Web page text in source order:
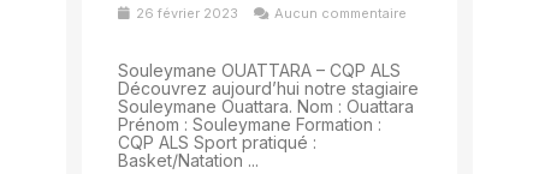
26 février 2023 Aucun commentaire
Souleymane OUATTARA – CQP ALS
Découvrez aujourd’hui notre stagiaire
Souleymane Ouattara. Nom : Ouattara
Prénom : Souleymane Formation :
CQP ALS Sport pratiqué :
Basket/Natation ...